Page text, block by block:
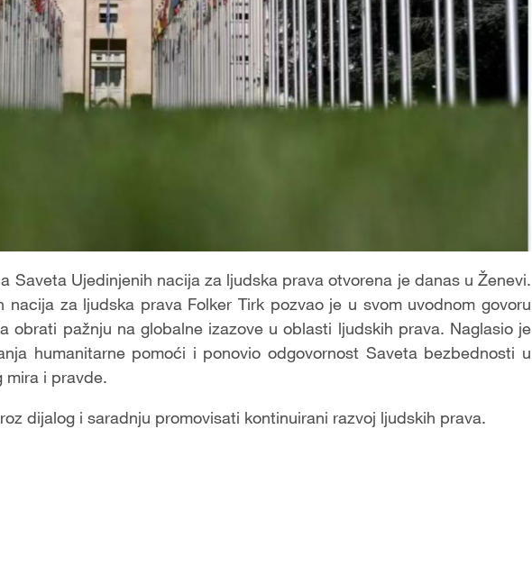
Saveta Ujedinjenih nacija za ljudska prava otvorena je danas u Ženevi.
nacija za ljudska prava Folker Tirk pozvao je u svom uvodnom govoru
obrati pažnju na globalne izazove u oblasti ljudskih prava. Naglasio je
humanitarne pomoći i ponovio odgovornost Saveta bezbednosti u
mira i pravde.
dijalog i saradnju promovisati kontinuirani razvoj ljudskih prava.